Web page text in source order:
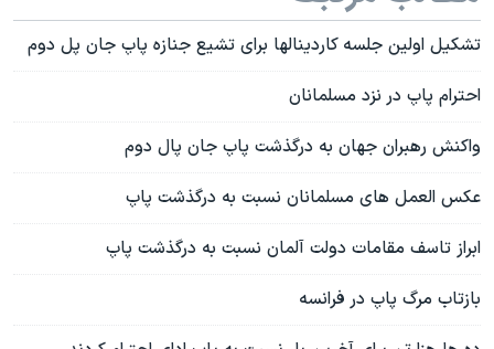
تشکيل اولين جلسه کاردينالها برای تشيع جنازه پاپ جان پل دوم
احترام پاپ در نزد مسلمانان
واکنش رهبران جهان به درگذشت پاپ جان پال دوم
عکس العمل های مسلمانان نسبت به درگذشت پاپ
ابراز تاسف مقامات دولت آلمان نسبت به درگذشت پاپ
بازتاب مرگ پاپ در فرانسه